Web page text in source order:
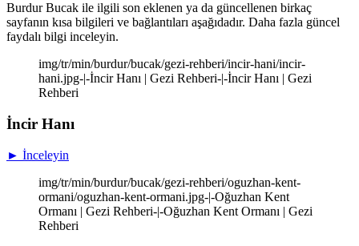
Burdur Bucak ile ilgili son eklenen ya da güncellenen birkaç
sayfanın kısa bilgileri ve bağlantıları aşağıdadır. Daha fazla güncel
faydalı bilgi inceleyin.
img/tr/min/burdur/bucak/gezi-rehberi/incir-hani/incir-
hani.jpg-|-İncir Hanı | Gezi Rehberi-|-İncir Hanı | Gezi
Rehberi
İncir Hanı
► İnceleyin
img/tr/min/burdur/bucak/gezi-rehberi/oguzhan-kent-
ormani/oguzhan-kent-ormani.jpg-|-Oğuzhan Kent
Ormanı | Gezi Rehberi-|-Oğuzhan Kent Ormanı | Gezi
Rehberi